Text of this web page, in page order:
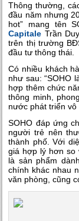
Thông thường,
đầu năm nhưng
hot” mang tên
Capitale Trần
trên thị trường
đầu tư thông thái.
Có nhiều khách
như sau: “SOHO
hợp thêm chức
thông minh,
nước phát triển vô
SOHO đáp ứng
người trẻ nên
thành phố. Với
giá hợp lý hơn so
là sản phẩm
chính khác nhau
văn phòng, cũng